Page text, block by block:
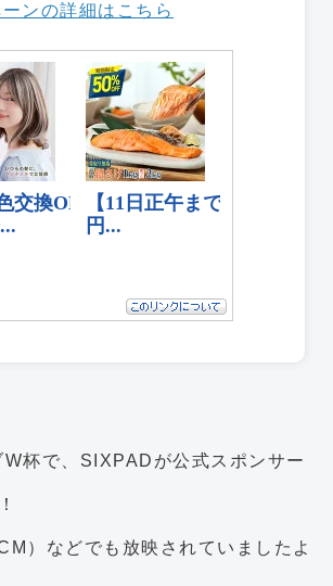
ンの詳細はこちら
杯で、SIXPADが公式スポンサー
）などでも放映されていましたよ